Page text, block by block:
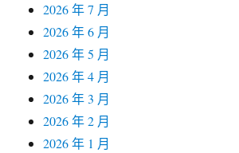
2026 年 7 月
2026 年 6 月
2026 年 5 月
2026 年 4 月
2026 年 3 月
2026 年 2 月
2026 年 1 月